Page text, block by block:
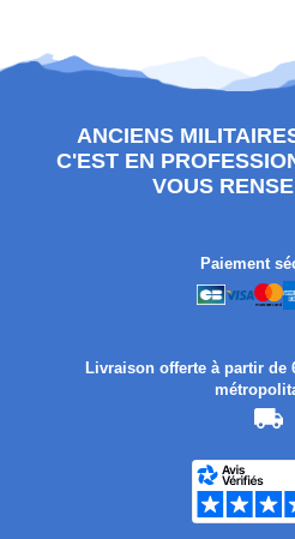
ANCIENS
C'EST EN
VOUS
Paiement
Livraison offerte à partir de